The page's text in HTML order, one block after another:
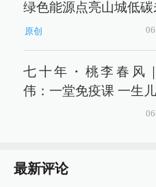
绿色能源点亮山城低
原创
七十年・桃李春风
伟：一堂免疫课 一生
最新评论